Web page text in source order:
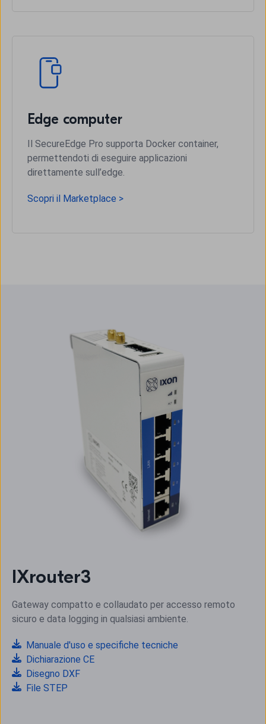
Edge computer
Il SecureEdge Pro supporta Docker container,
permettendoti di eseguire applicazioni
direttamente sull’edge.
Scopri il Marketplace >
IXrouter3
Gateway compatto e collaudato per accesso remoto
sicuro e data logging in qualsiasi ambiente.
Manuale d'uso e specifiche tecniche
Dichiarazione CE
Disegno DXF
File STEP